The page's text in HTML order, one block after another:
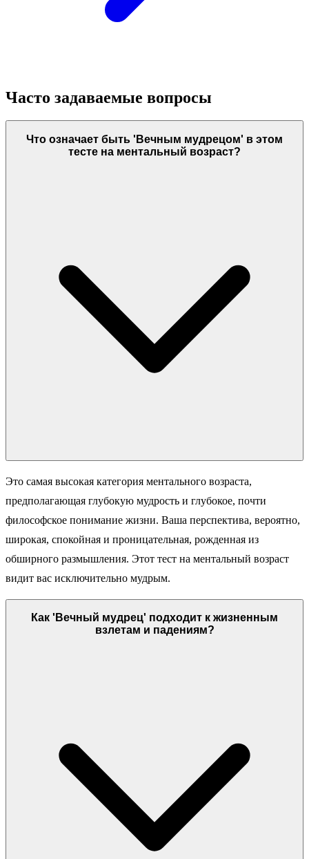
Часто задаваемые вопросы
Что означает быть 'Вечным мудрецом' в этом
тесте на ментальный возраст?
Это самая высокая категория ментального возраста,
предполагающая глубокую мудрость и глубокое, почти
философское понимание жизни. Ваша перспектива, вероятно,
широкая, спокойная и проницательная, рожденная из
обширного размышления. Этот тест на ментальный возраст
видит вас исключительно мудрым.
Как 'Вечный мудрец' подходит к жизненным
взлетам и падениям?